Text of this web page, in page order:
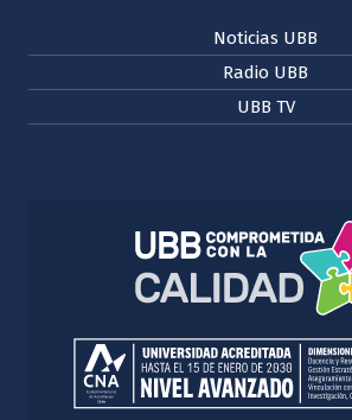
Noticias UBB
Radio UBB
UBB TV